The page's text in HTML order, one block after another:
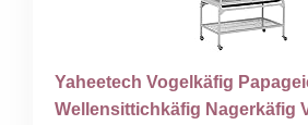
Yaheetech Vogelkäfig
Wellensittichkäfig Nagerkäfig